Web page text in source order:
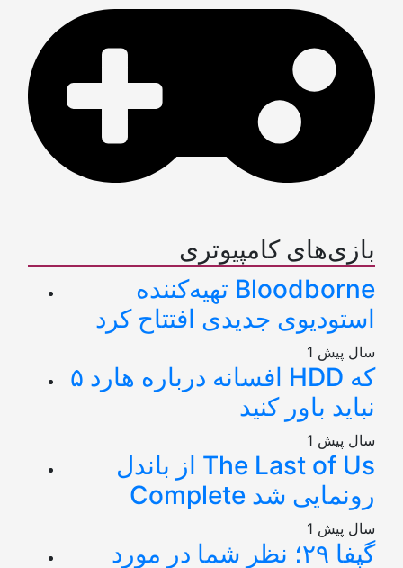
بازی‌های کامپیوتری
تهیه‌کننده Bloodborne
استودیوی جدیدی افتتاح کرد
1 سال پیش
۵ افسانه درباره هارد HDD که
نباید باور کنید
1 سال پیش
از باندل The Last of Us
Complete رونمایی شد
1 سال پیش
گپفا ۲۹؛ نظر شما در مورد